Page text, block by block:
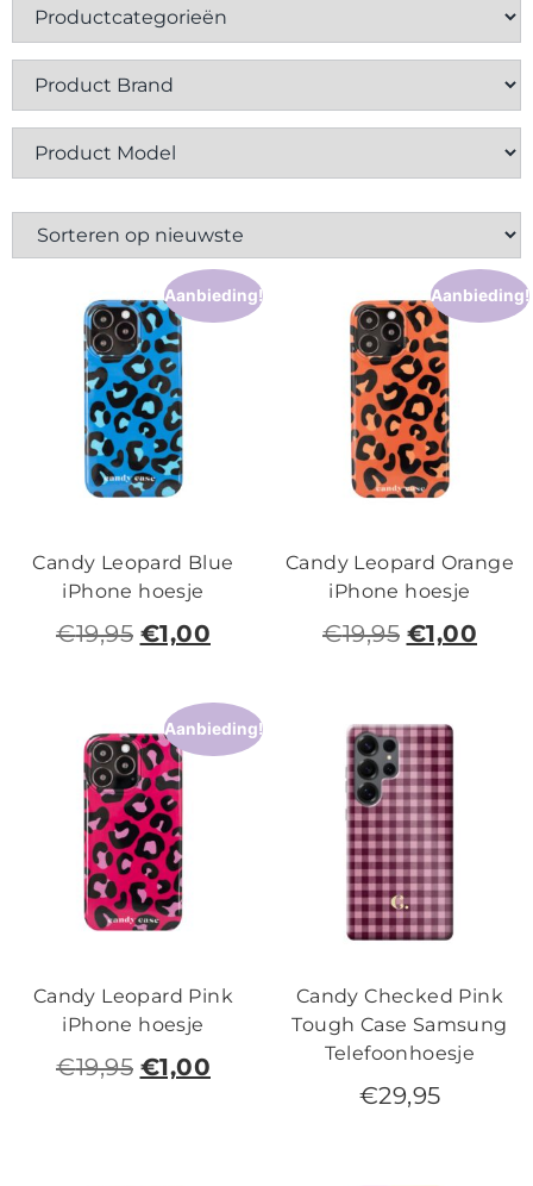
Aanbieding!
Candy Leopard Blue
iPhone hoesje
€19,95 €1,00
Aanbieding!
Candy Leopard Orange
iPhone hoesje
€19,95 €1,00
Aanbieding!
Candy Leopard Pink
iPhone hoesje
€19,95 €1,00
Candy Checked Pink
Tough Case Samsung
Telefoonhoesje
€29,95